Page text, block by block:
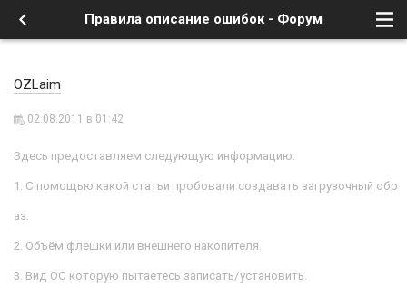
Правила описание ошибок - Форум
OZLaim
02.08.2011 в 01:42
Здесь предоставляем следующую информацию:
1. С помощью какой статьи пробовали создавать загрузочный обр
аз.
2. Объём флешки или внешнего накопителя.
3. Вид ОС которую пытаетесь записать/установить.